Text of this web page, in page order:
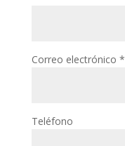
Correo electrónico *
Teléfono